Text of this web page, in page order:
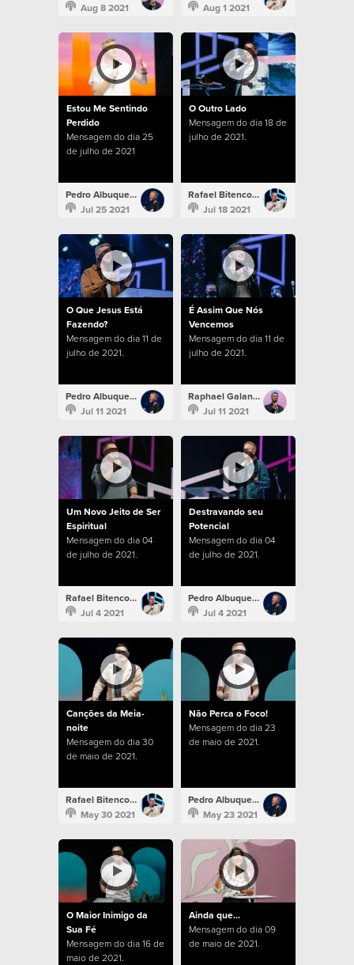
Aug 8 2021
Aug 1 2021
Estou Me Sentindo
Perdido
Mensagem do dia 25
de julho de 2021
Pedro Albuquerque
Jul 25 2021
O Outro Lado
Mensagem do dia 18 de
julho de 2021.
Rafael Bitencourt
Jul 18 2021
O Que Jesus Está
Fazendo?
Mensagem do dia 11 de
julho de 2021.
Pedro Albuquerque
Jul 11 2021
É Assim Que Nós
Vencemos
Mensagem do dia 11 de
julho de 2021.
Raphael Galante
Jul 11 2021
Um Novo Jeito de Ser
Espiritual
Mensagem do dia 04
de julho de 2021.
Rafael Bitencourt
Jul 4 2021
Destravando seu
Potencial
Mensagem do dia 04
de julho de 2021.
Pedro Albuquerque
Jul 4 2021
Canções da Meia-
noite
Mensagem do dia 30
de maio de 2021.
Rafael Bitencourt
May 30 2021
Não Perca o Foco!
Mensagem do dia 23
de maio de 2021.
Pedro Albuquerque
May 23 2021
O Maior Inimigo da
Sua Fé
Mensagem do dia 16 de
maio de 2021.
Ainda que...
Mensagem do dia 09
de maio de 2021.